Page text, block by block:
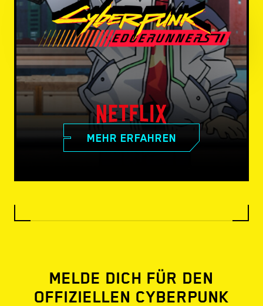
MEHR ERFAHREN
MELDE DICH FÜR DEN
OFFIZIELLEN CYBERPUNK